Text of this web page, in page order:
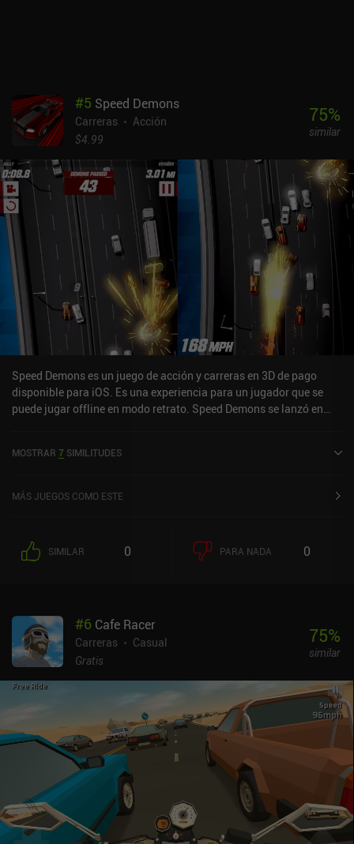
#5 Speed Demons
Carreras
Acción
$4.99
75%
similar
Speed Demons es un juego de acción y carreras en 3D de pago
disponible para iOS. Es una experiencia para un jugador que se
puede jugar offline en modo retrato. Speed Demons se lanzó en
MOSTRAR 7 SIMILITUDES
MÁS JUEGOS COMO ESTE
SIMILAR 0 PARA NADA 0
#6 Cafe Racer
Carreras
Casual
Gratis
75%
similar